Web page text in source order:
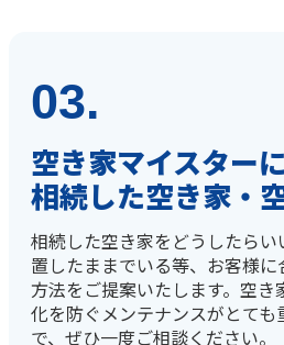
03.
空き家マイスター
相続した空き家・
相続した空き家をどうしたら
置したままでいる等、お客様
方法をご提案いたします。空
化を防ぐメンテナンスがとて
で、ぜひ一度ご相談ください。